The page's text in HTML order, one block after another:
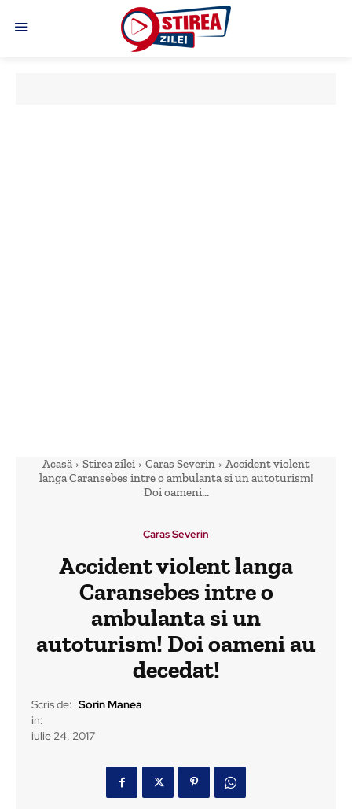
Acasă Stirea zilei Caras Severin
Accident violent
langa Caransebes intre o ambulanta si un autoturism!
Doi oameni...
Caras Severin
Accident violent langa
Caransebes intre o
ambulanta si un
autoturism! Doi oameni au
decedat!
Scris de: Sorin Manea
in:
iulie 24, 2017